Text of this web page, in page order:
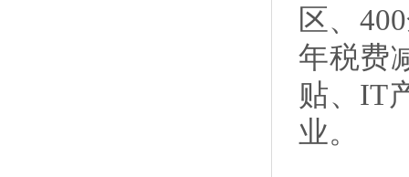
区、
年税费
贴、IT
业。